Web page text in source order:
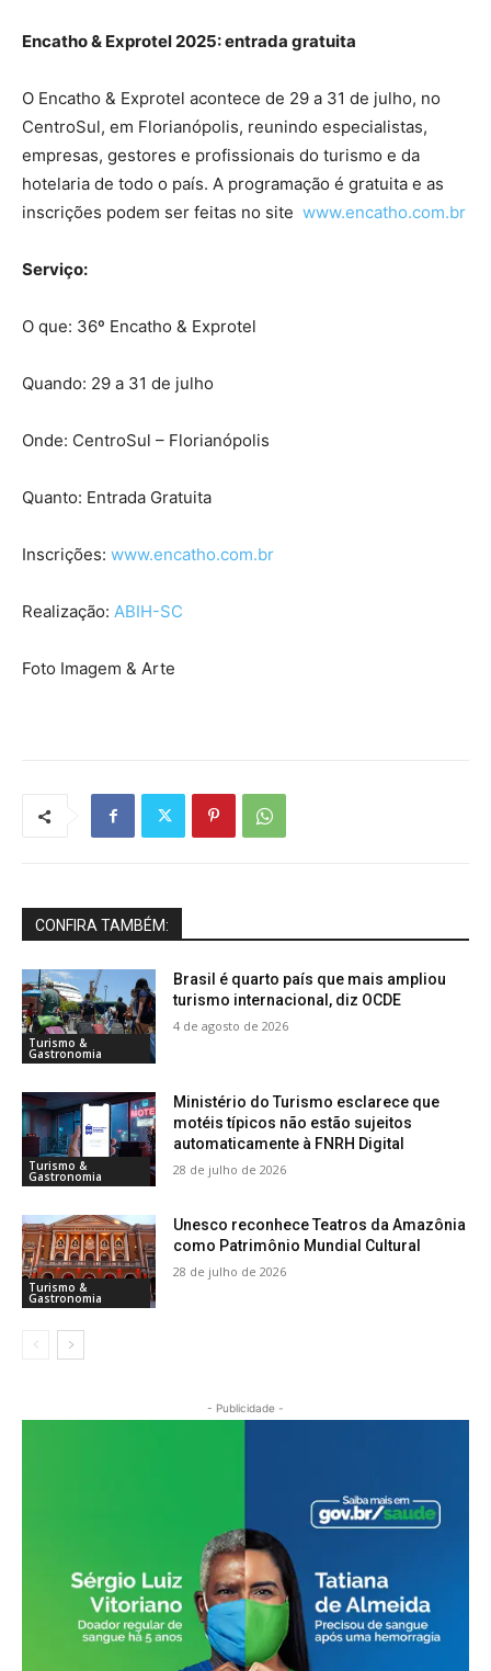
Encatho & Exprotel 2025: entrada gratuita
O Encatho & Exprotel acontece de 29 a 31 de julho, no
CentroSul, em Florianópolis, reunindo especialistas,
empresas, gestores e profissionais do turismo e da
hotelaria de todo o país. A programação é gratuita e as
inscrições podem ser feitas no site www.encatho.com.br
Serviço:
O que: 36º Encatho & Exprotel
Quando: 29 a 31 de julho
Onde: CentroSul – Florianópolis
Quanto: Entrada Gratuita
Inscrições: www.encatho.com.br
Realização: ABIH-SC
Foto Imagem & Arte
CONFIRA TAMBÉM:
Turismo &
Gastronomia
Brasil é quarto país que mais ampliou
turismo internacional, diz OCDE
4 de agosto de 2026
Turismo &
Gastronomia
Ministério do Turismo esclarece que
motéis típicos não estão sujeitos
automaticamente à FNRH Digital
28 de julho de 2026
Turismo &
Gastronomia
Unesco reconhece Teatros da Amazônia
como Patrimônio Mundial Cultural
28 de julho de 2026
- Publicidade -